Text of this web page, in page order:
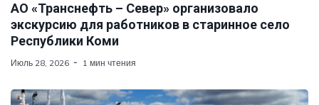
АО «Транснефть – Север» организовало
экскурсию для работников в старинное село
Республики Коми
Июль 28, 2026 1 мин чтения